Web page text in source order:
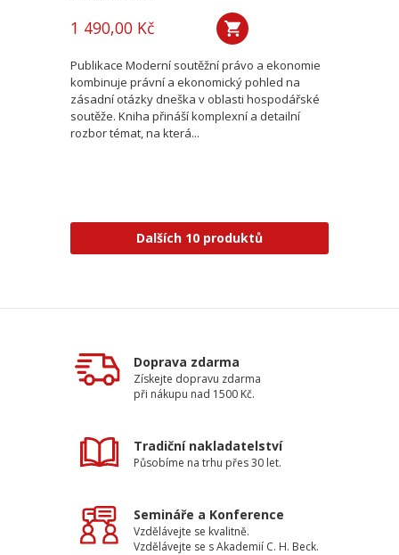
1 490,00 Kč
Publikace Moderní soutěžní právo a ekonomie
kombinuje právní a ekonomický pohled na
zásadní otázky dneška v oblasti hospodářské
soutěže. Kniha přináší komplexní a detailní
rozbor témat, na která...
Dalších 10 produktů
Doprava zdarma
Získejte dopravu zdarma
při nákupu nad 1500 Kč.
Tradiční nakladatelství
Působíme na trhu přes 30 let.
Semináře a Konference
Vzdělávejte se kvalitně.
Vzdělávejte se s Akademií C. H. Beck.